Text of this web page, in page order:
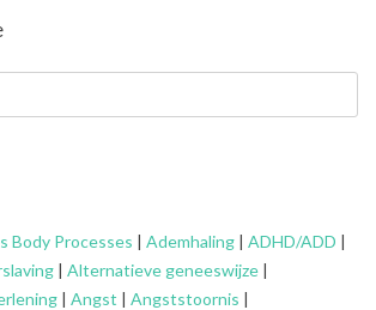
Body Processes | Ademhaling | ADHD/ADD |
| Alternatieve geneeswijze |
| Angst | Angststoornis |